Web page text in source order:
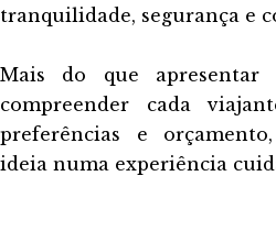
tranquilidade, segurança e
Mais do que apresentar
compreender cada
preferências e
ideia numa experiência